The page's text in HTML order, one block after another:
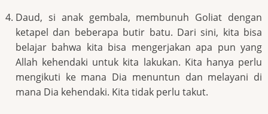
Daud, si anak gembala, membunuh Goliat dengan
ketapel dan beberapa butir batu. Dari sini, kita bisa
belajar bahwa kita bisa mengerjakan apa pun yang
Allah kehendaki untuk kita lakukan. Kita hanya perlu
mengikuti ke mana Dia menuntun dan melayani di
mana Dia kehendaki. Kita tidak perlu takut.